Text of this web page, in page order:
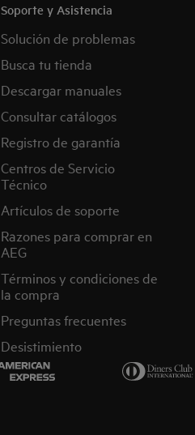
Soporte y Asistencia
Solución de problemas
Busca tu tienda
Descargar manuales
Consultar catálogos
Registro de garantía
Centros de Servicio
Técnico
Artículos de soporte
Razones para comprar en
AEG
Términos y condiciones de
la compra
Preguntas frecuentes
Desistimiento